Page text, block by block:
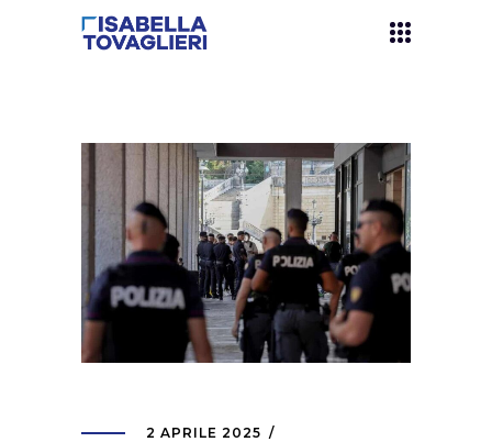
2 APRILE 2025